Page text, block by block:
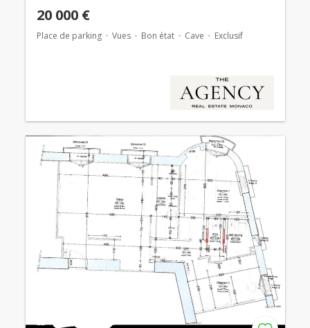
20 000 €
Place de parking Vues Bon état Cave Exclusif